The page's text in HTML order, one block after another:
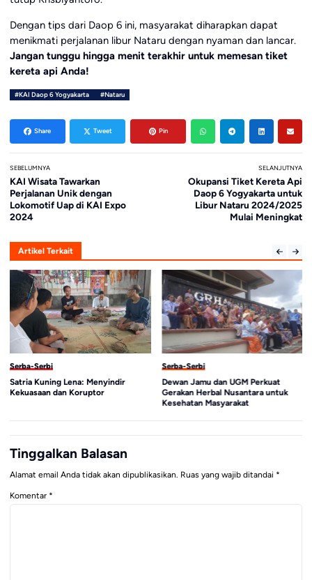
Dengan tips dari Daop 6 ini, masyarakat diharapkan dapat
menikmati perjalanan libur Nataru dengan nyaman dan lancar.
Jangan tunggu hingga menit terakhir untuk memesan tiket
kereta api Anda!
#KAI Daop 6 Yogyakarta #Nataru
Share Tweet Pin
SEBELUMNYA
KAI Wisata Tawarkan
Perjalanan Unik dengan
Lokomotif Uap di KAI Expo
2024
SELANJUTNYA
Okupansi Tiket Kereta Api
Daop 6 Yogyakarta untuk
Libur Nataru 2024/2025
Mulai Meningkat
Artikel Terkait
Serba-Serbi
Satria Kuning Lena: Menyindir
Kekuasaan dan Koruptor
Serba-Serbi
Dewan Jamu dan UGM Perkuat
Gerakan Herbal Nusantara untuk
Kesehatan Masyarakat
Tinggalkan Balasan
Alamat email Anda tidak akan dipublikasikan. Ruas yang wajib ditandai *
Komentar *